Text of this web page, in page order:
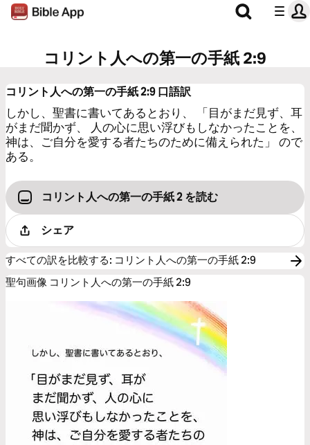
コリント人への第一の手紙 2:9
コリント人への第一の手紙 2:9口語訳
しかし、聖書に書いてあるとおり、 「目がまだ見ず、耳
がまだ聞かず、 人の心に思い浮びもしなかったことを、
神は、ご自分を愛する者たちのために備えられた」 ので
ある。
コリント人への第一の手紙 2 を読む
シェア
すべての訳を比較する: コリント人への第一の手紙 2:9
聖句画像 コリント人への第一の手紙 2:9